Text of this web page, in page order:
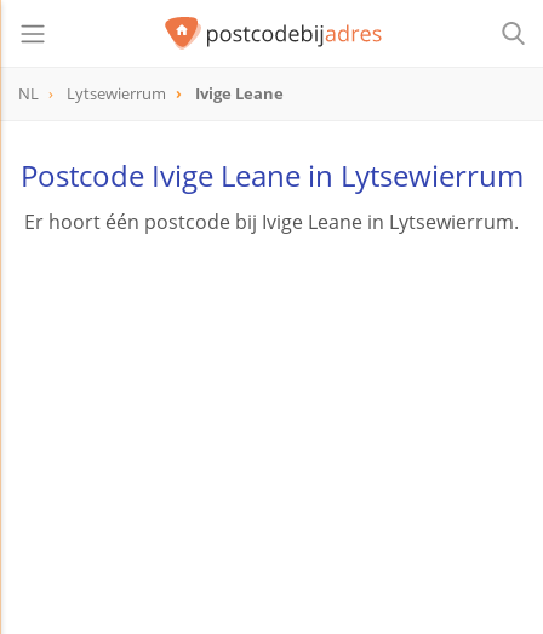
NL Lytsewierrum Ivige Leane
Postcode Ivige Leane in Lytsewierrum
Er hoort één postcode bij Ivige Leane in Lytsewierrum.